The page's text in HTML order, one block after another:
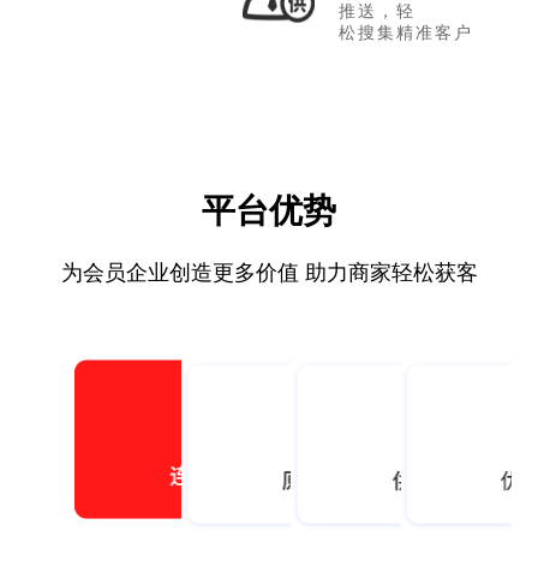
推送，轻
松搜集精准客户
平台优势
为会员企业创造更多价值 助力商家轻松获客